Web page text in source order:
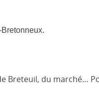
Breteuil, du marché…